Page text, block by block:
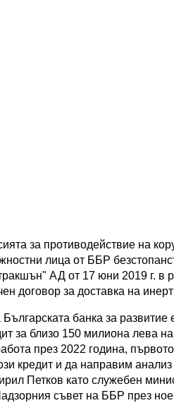
за противодействие на
лица от ББР
АД от 17 юни 2019 г. в
договор за доставка на
банка за
за близо 150 милиона лева
през 2022 година,
кредит и да направим
Петков като служебен
съвет на ББР през